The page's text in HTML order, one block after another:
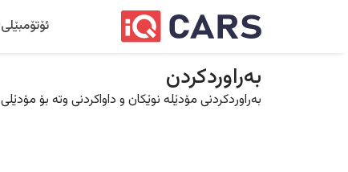
بەراوردکردن
بەراوردکردنی مۆدێلە نوێکان و داواکردنی وتە بۆ